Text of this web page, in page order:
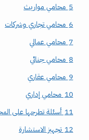
5 محامي مواريث
6 محامي تجاري وشركات
7 محامي عمالي
8 محامي جنائي
9 محامي عقاري
10 محامي إداري
11 أسئلة تطرحها على
12 تجهيز الاستشارة